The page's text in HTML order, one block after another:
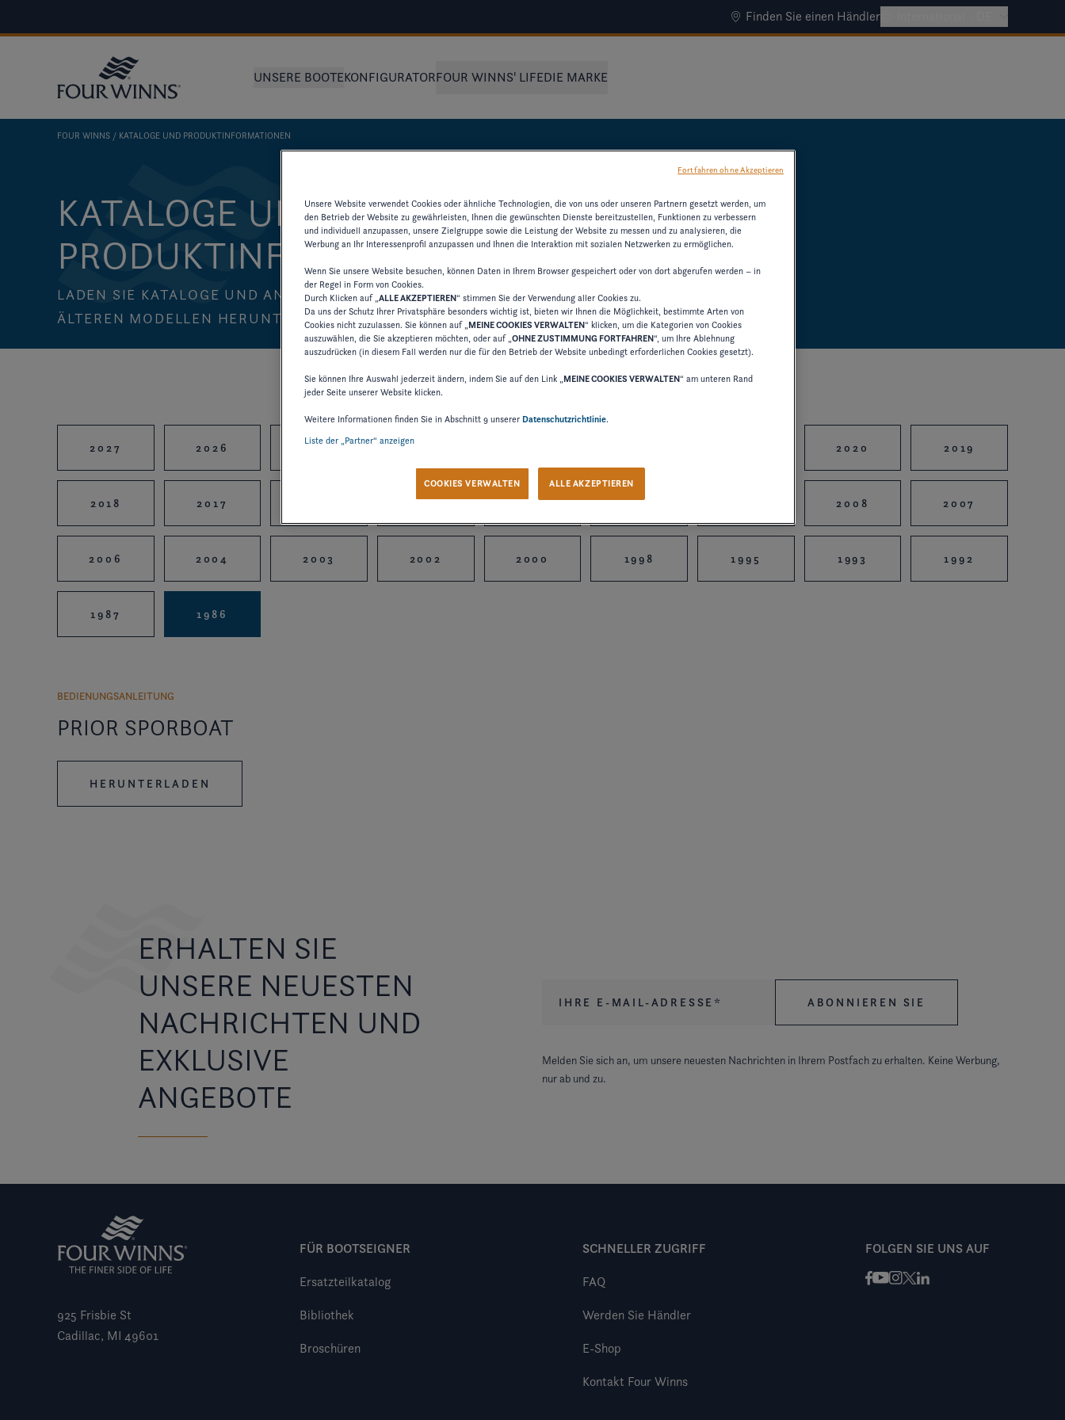
Finden Sie einen Händler
UNSERE BOOTEKONFIGURATORFOUR WINNS' LIFEDIE MARKE
FOUR WINNS KATALOGE UND PRODUKTINFORMATIONEN
KATALOGE UND
PRODUKTINFORMATIONEN
LADEN SIE KATALOGE UND ANDERE RESSOURCEN ZU
ÄLTEREN MODELLEN HERUNTER
2027 2026 2025 2024 2020 2019
2018 2017 2015 2014 2012 2008 2007
2006 2004 2003 2002 2000 1998 1995 1993 1992
1987 1986
BEDIENUNGSANLEITUNG
PRIOR SPORBOAT
HERUNTERLADEN
ERHALTEN SIE
UNSERE NEUESTEN
NACHRICHTEN UND
EXKLUSIVE
ANGEBOTE
Melden Sie sich an, um unsere neuesten Nachrichten in Ihrem Postfach zu erhalten. Keine Werbung,
nur ab und zu.
925 Frisbie St
Cadillac, MI 49601
FÜR BOOTSEIGNER
Ersatzteilkatalog
Bibliothek
Broschüren
SCHNELLER ZUGRIFF
FAQ
Werden Sie Händler
E-Shop
Kontakt Four Winns
FOLGEN SIE UNS AUF
Facebook
Youtube
Instagram
X / Twitter
LinkedIn
Unsere Website verwendet Cookies oder ähnliche Technologien, die von uns oder unseren Partnern gesetzt werden, um
den Betrieb der Website zu gewährleisten, Ihnen die gewünschten Dienste bereitzustellen, Funktionen zu verbessern
und individuell anzupassen, unsere Zielgruppe sowie die Leistung der Website zu messen und zu analysieren, die
Werbung an Ihr Interessenprofil anzupassen und Ihnen die Interaktion mit sozialen Netzwerken zu ermöglichen.
Wenn Sie unsere Website besuchen, können Daten in Ihrem Browser gespeichert oder von dort abgerufen werden – in
der Regel in Form von Cookies.
Durch Klicken auf „ALLE AKZEPTIEREN“ stimmen Sie der Verwendung aller Cookies zu.
Da uns der Schutz Ihrer Privatsphäre besonders wichtig ist, bieten wir Ihnen die Möglichkeit, bestimmte Arten von
Cookies nicht zuzulassen. Sie können auf „MEINE COOKIES VERWALTEN“ klicken, um die Kategorien von Cookies
auszuwählen, die Sie akzeptieren möchten, oder auf „OHNE ZUSTIMMUNG FORTFAHREN“, um Ihre Ablehnung
auszudrücken (in diesem Fall werden nur die für den Betrieb der Website unbedingt erforderlichen Cookies gesetzt).
Sie können Ihre Auswahl jederzeit ändern, indem Sie auf den Link „MEINE COOKIES VERWALTEN“ am unteren Rand
jeder Seite unserer Website klicken.
Weitere Informationen finden Sie in Abschnitt 9 unserer Datenschutzrichtlinie.
Liste der „Partner“ anzeigen
COOKIES VERWALTEN ALLE AKZEPTIEREN
Fortfahren ohne Akzeptieren